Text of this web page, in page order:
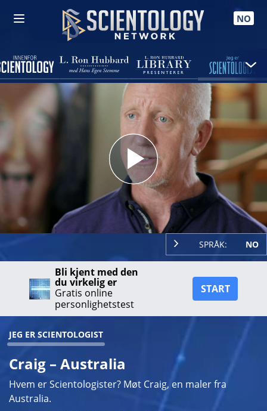
NO
Play
Video
SPRÅK: NO
Bli kjent med den
du virkelig er
Gratis online
personlighetstest
START
JEG ER SCIENTOLOGIST
Craig – Australia
Hvem er Scientologister? Møt Craig, en maler fra
Australia.